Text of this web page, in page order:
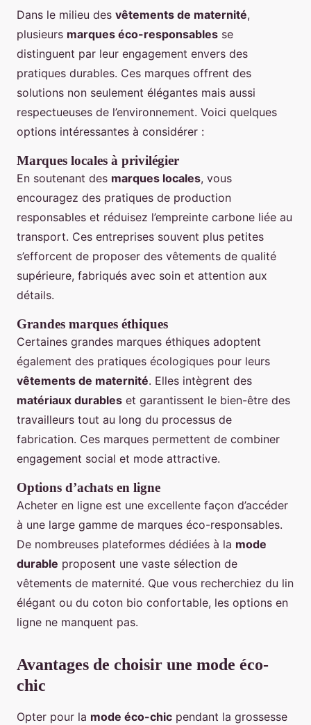
Dans le milieu des vêtements de maternité,
plusieurs marques éco-responsables se
distinguent par leur engagement envers des
pratiques durables. Ces marques offrent des
solutions non seulement élégantes mais aussi
respectueuses de l’environnement. Voici quelques
options intéressantes à considérer :
Marques locales à privilégier
En soutenant des marques locales, vous
encouragez des pratiques de production
responsables et réduisez l’empreinte carbone liée au
transport. Ces entreprises souvent plus petites
s’efforcent de proposer des vêtements de qualité
supérieure, fabriqués avec soin et attention aux
détails.
Grandes marques éthiques
Certaines grandes marques éthiques adoptent
également des pratiques écologiques pour leurs
vêtements de maternité. Elles intègrent des
matériaux durables et garantissent le bien-être des
travailleurs tout au long du processus de
fabrication. Ces marques permettent de combiner
engagement social et mode attractive.
Options d’achats en ligne
Acheter en ligne est une excellente façon d’accéder
à une large gamme de marques éco-responsables.
De nombreuses plateformes dédiées à la mode
durable proposent une vaste sélection de
vêtements de maternité. Que vous recherchiez du lin
élégant ou du coton bio confortable, les options en
ligne ne manquent pas.
Avantages de choisir une mode éco-
chic
Opter pour la mode éco-chic pendant la grossesse